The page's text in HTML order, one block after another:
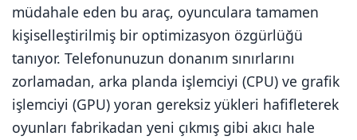
müdahale eden bu araç, oyunculara tamamen
kişiselleştirilmiş bir optimizasyon özgürlüğü
tanıyor. Telefonunuzun donanım sınırlarını
zorlamadan, arka planda işlemciyi (CPU) ve grafik
işlemciyi (GPU) yoran gereksiz yükleri hafifleterek
oyunları fabrikadan yeni çıkmış gibi akıcı hale